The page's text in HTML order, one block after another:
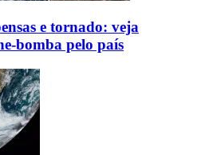
e tornado: veja
bomba pelo país